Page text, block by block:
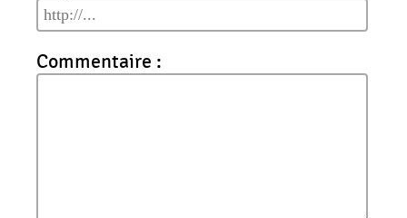
Commentaire :